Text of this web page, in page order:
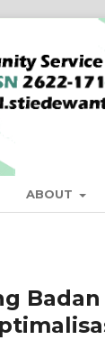
ABOUT
Badan